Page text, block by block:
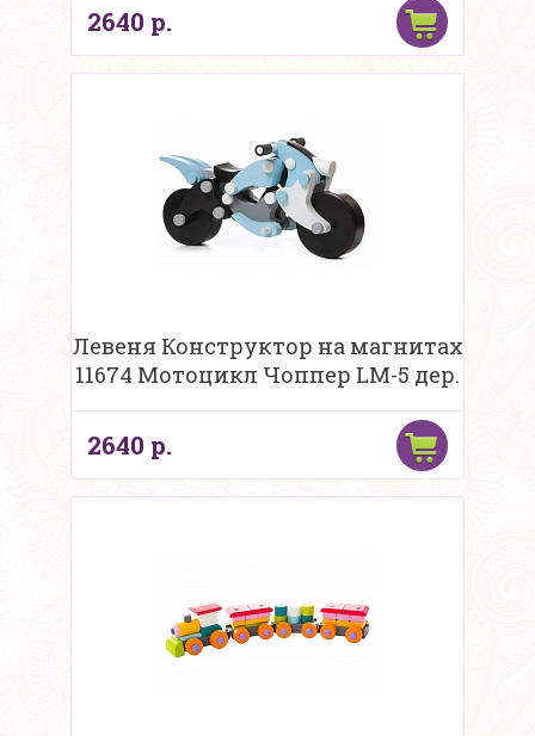
2640 р.
Левеня Конструктор на магнитах
11674 Мотоцикл Чоппер LM-5 дер.
2640 р.